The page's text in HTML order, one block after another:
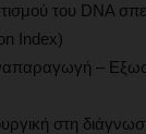
του DNA
Index)
–
στη